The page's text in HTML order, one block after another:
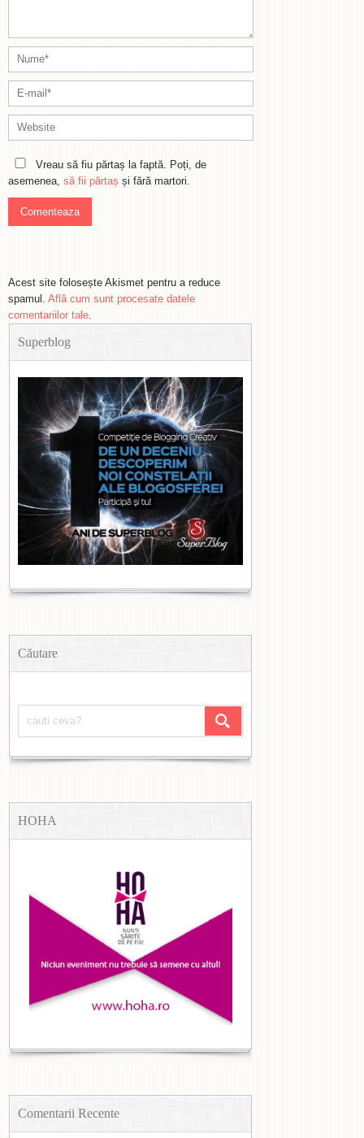
Vreau să fiu părtaș la faptă. Poți, de
asemenea, să fii părtaș și fără martori.
Acest site folosește Akismet pentru a reduce
spamul. Află cum sunt procesate datele
comentariilor tale.
Superblog
Căutare
HOHA
Comentarii Recente